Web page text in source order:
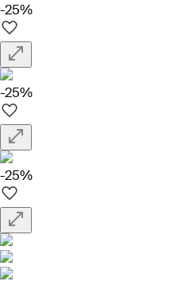
-25%
-25%
-25%